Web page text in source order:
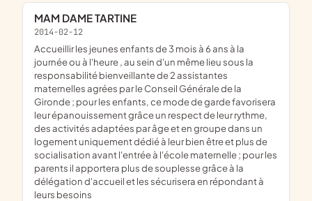
MAM DAME TARTINE
2014-02-12
accueillir les jeunes enfants de 3 mois à 6 ans à la
journée ou à l'heure , au sein d'un même lieu sous la
responsabilité bienveillante de 2 assistantes
maternelles agrées par le Conseil Générale de la
Gironde ; pour les enfants, ce mode de garde favorisera
leur épanouissement grâce un respect de leur rythme,
des activités adaptées par âge et en groupe dans un
logement uniquement dédié à leur bien être et plus de
socialisation avant l'entrée à l'école maternelle ; pour les
parents il apportera plus de souplesse grâce à la
délégation d'accueil et les sécurisera en répondant à
leurs besoins